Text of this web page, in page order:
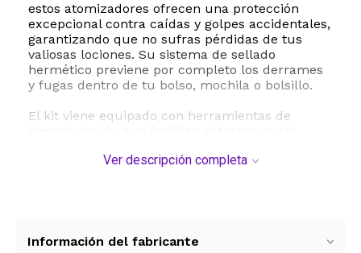
estos atomizadores ofrecen una protección
excepcional contra caídas y golpes accidentales,
garantizando que no sufras pérdidas de tus
valiosas lociones. Su sistema de sellado
hermético previene por completo los derrames
y fugas dentro de tu bolso, mochila o bolsillo.
El kit viene equipado con herramientas de
un práctico embudo y una bomba difusora
Ver descripción completa
Información del fabricante